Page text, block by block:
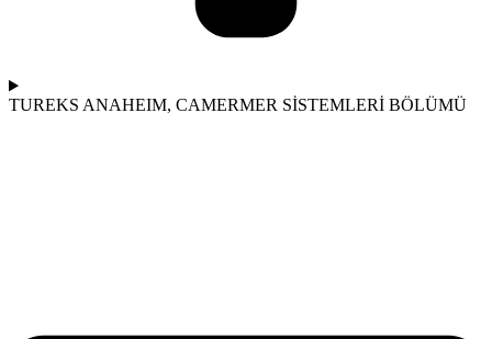
TUREKS ANAHEIM, CAMERMER SİSTEMLERİ BÖLÜMÜ